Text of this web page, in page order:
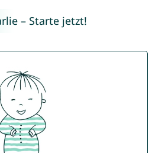
– Starte jetzt!